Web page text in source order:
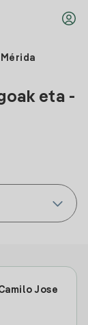
Mérida
eta -
Jose